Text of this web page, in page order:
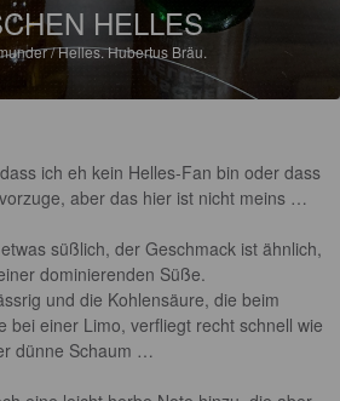
HELLES
/ Helles.Hubertus Bräu.
ich eh kein Helles-Fan bin oder dass
aber das hier ist nicht meins …
süßlich, der Geschmack ist ähnlich,
dominierenden Süße.
und die Kohlensäure, die beim
bei einer Limo, verfliegt recht schnell wie
dünne Schaum …